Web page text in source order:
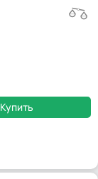
Купить